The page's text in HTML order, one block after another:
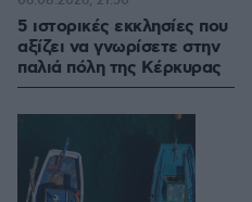
5 ιστορικές εκκλησίες που
αξίζει να γνωρίσετε στην
παλιά πόλη της Κέρκυρας